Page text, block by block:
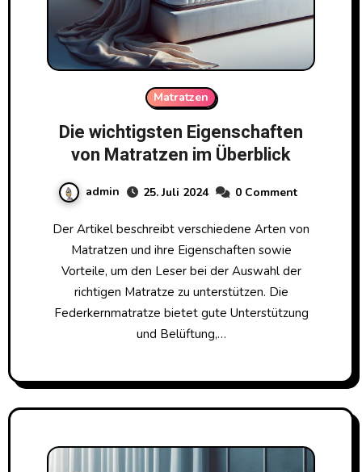
Matratzen
Die wichtigsten Eigenschaften
von Matratzen im Überblick
admin 25. Juli 2024 0 Comment
Der Artikel beschreibt verschiedene Arten von
Matratzen und ihre Eigenschaften sowie
Vorteile, um den Leser bei der Auswahl der
richtigen Matratze zu unterstützen. Die
Federkernmatratze bietet gute Unterstützung
und Belüftung,…